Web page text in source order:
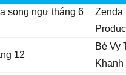
song ngư tháng 6
Zenda
12
Bé Vy
Khanh